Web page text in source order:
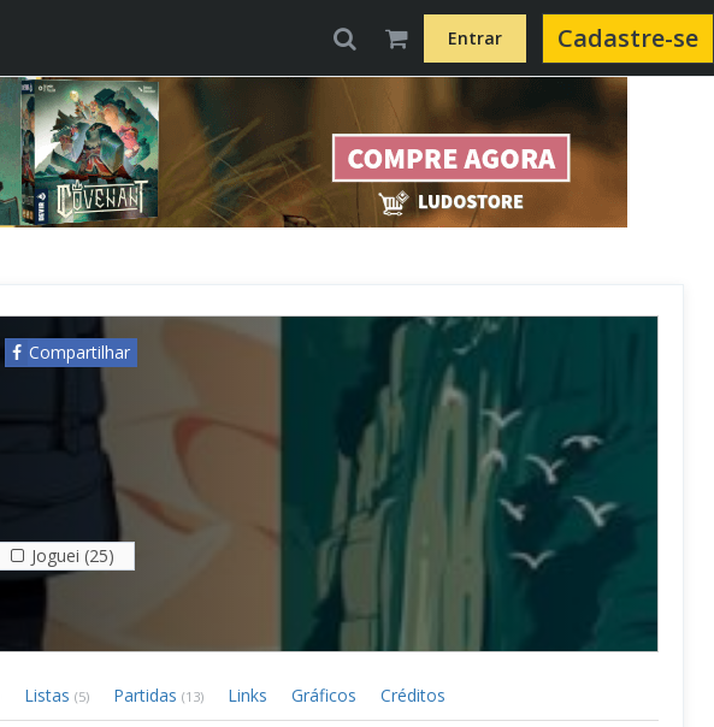
Entrar Cadastre-se
Compartilhar
Joguei (25)
Listas (5) Partidas (13) Links Gráficos Créditos